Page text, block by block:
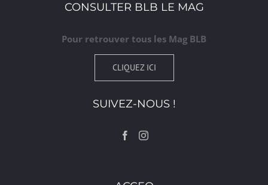
CONSULTER BLB LE MAG
Pour retrouver tous les Mag BLB
CLIQUEZ ICI
SUIVEZ-NOUS !